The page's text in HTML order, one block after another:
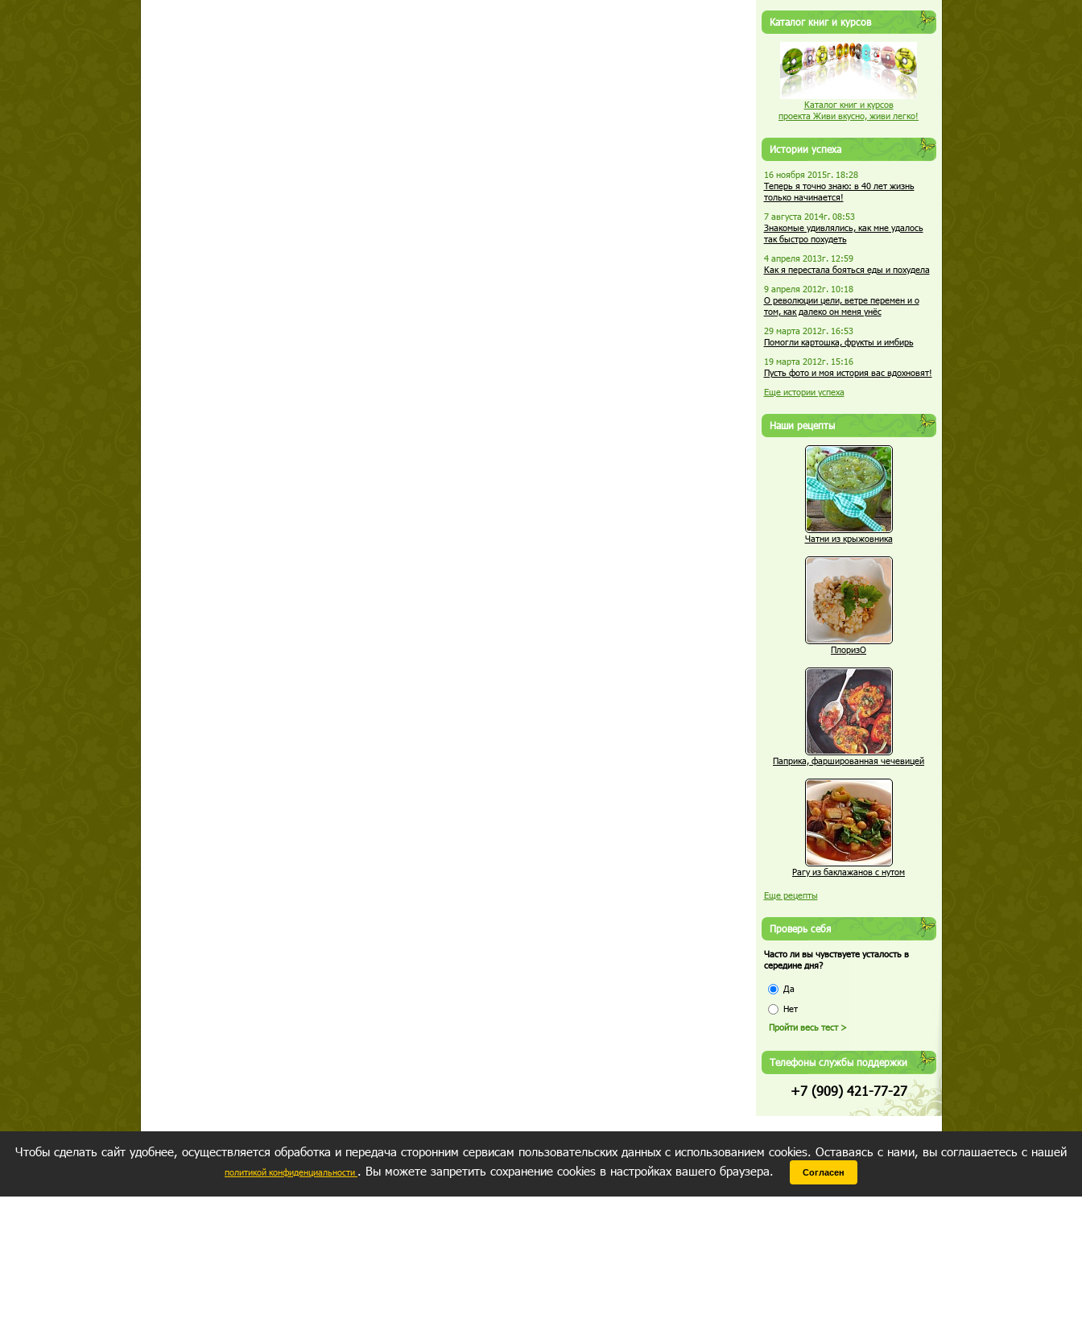
Каталог книг и курсов
Каталог книг и курсов
проекта Живи вкусно, живи легко!
Истории успеха
16 ноября 2015г. 18:28
Теперь я точно знаю: в 40 лет жизнь
только начинается!
7 августа 2014г. 08:53
Знакомые удивлялись, как мне удалось
так быстро похудеть
4 апреля 2013г. 12:59
Как я перестала бояться еды и похудела
9 апреля 2012г. 10:18
О революции цели, ветре перемен и о
том, как далеко он меня унёс
29 марта 2012г. 16:53
Помогли картошка, фрукты и имбирь
19 марта 2012г. 15:16
Пусть фото и моя история вас вдохновят!
Еще истории успеха
Наши рецепты
Чатни из крыжовника
ПлоризО
Паприка, фаршированная чечевицей
Рагу из баклажанов с нутом
Еще рецепты
Проверь себя
Часто ли вы чувствуете усталость в
середине дня?
Да
Нет
Телефоны службы поддержки
+7 (909) 421-77-27
Чтобы сделать сайт удобнее, осуществляется обработка и передача сторонним сервисам пользовательских данных с использованием cookies. Оставаясь с нами, вы соглашаетесь с нашей
политикой конфиденциальности . Вы можете запретить сохранение cookies в настройках вашего браузера. Согласен